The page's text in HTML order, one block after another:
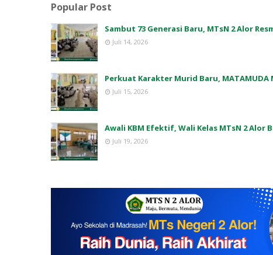
Popular Post
Sambut 73 Generasi Baru, MTsN 2 Alor
Juli 14, 2026
Perkuat Karakter Murid Baru,
Juli 15, 2026
Awali KBM Efektif, Wali Kelas MTsN 2
Juli 19, 2026